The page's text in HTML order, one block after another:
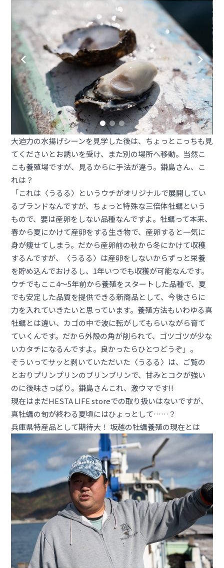
大迫力の水揚げシーンを見学した後は、ちょっとこっちも見
てくださいとお誘いを受け、また別の場所へ移動。当然こ
こも養殖場ですが、見るからに手法が違う。鎌島さん、こ
れは？
「これは〈うるる〉というウチがオリジナルで展開してい
るブランドなんですが、ちょっと特殊な三倍体牡蠣という
もので、要は産卵をしない品種なんですよ。牡蠣って本来、
春から夏にかけて産卵をする生き物で、産卵すると一気に
身が痩せてしまう。だから産卵前の秋から冬にかけて収穫
するんですが、〈うるる〉は産卵をしないからずっと栄養
を貯め込んでおけるし、1年いつでも収獲が可能なんです。
ウチでもここ4〜5年前から養殖をスタートした品種で、夏
でも安定した品質を提供できる新商品として、今後さらに
力を入れていきたいと思っています。養殖方法もいわゆる真
牡蠣とは違い、カゴの中で波に転がしてもらいながら育て
ていくんです。だから外殻の角が削られて、ゴツゴツが少な
いカタチになるんですよ。良かったらひとつどうぞ」。
そういってサッと剥いていただいた〈うるる〉は、ご覧の
とおりプリンプリンのブリンブリンで、甘みとコクが強い
のに後味さっぱり。鎌島さんこれ、激ウマです!!
現在はまだHESTA LIFE storeでの取り扱いはないですが、
真牡蠣の旬が終わる夏頃にはひょっとして……？
兵庫県特産品として期待大！ 坂越の牡蠣養殖の現在とは